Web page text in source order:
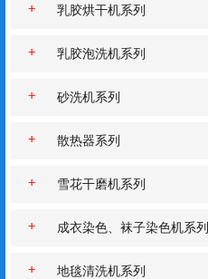
乳胶烘干机系列
乳胶泡洗机系列
砂洗机系列
散热器系列
雪花干磨机系列
成衣染色、袜子染色机系列
地毯清洗机系列